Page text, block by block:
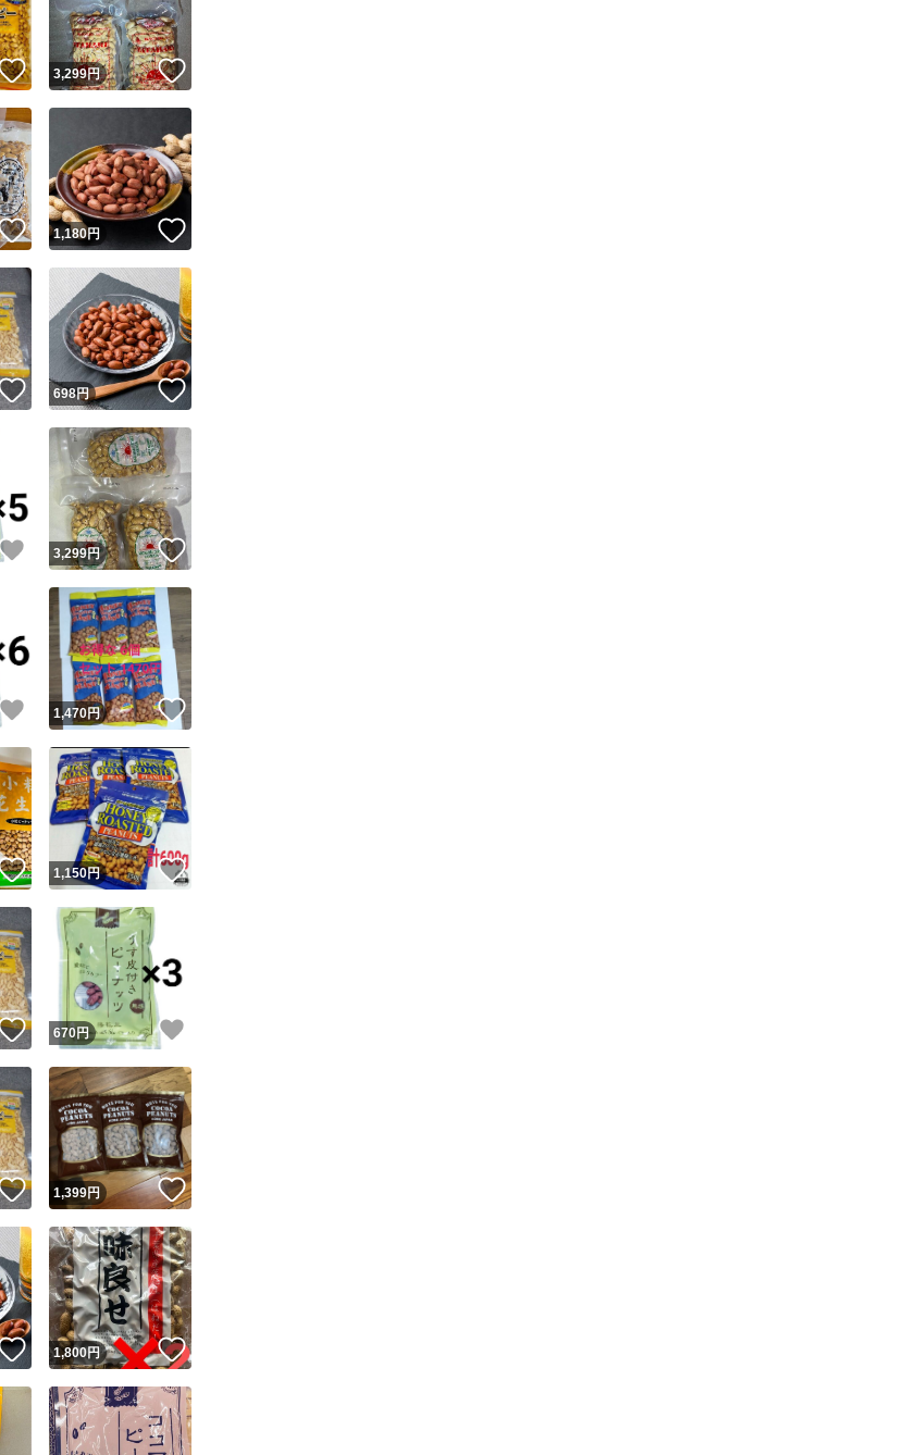
このユーザーは他フリマサービスでの取引実績があります
く表示であり、発送を保証しているものではありません
送
このユーザーは高頻度で24時間以内＆設定した発送日数内に発送してい
ます
このユーザーは高頻度で24時間以内に発送しています
このユーザーは設定した発送日数内に発送しています
出品ページへ
いいね！
3,299円
いいね！
1,180円 いいね！
いいね！
698円 いいね！
いいね！
3,299円
いいね！
1,470円
いいね！
1,150円 いいね！
いいね！
670円
いいね！
1,399円 いいね！
いいね！
1,800円 いいね！